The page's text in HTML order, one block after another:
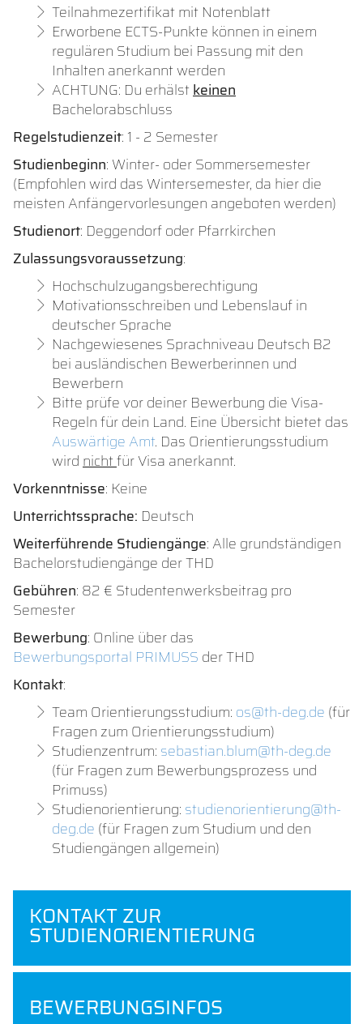
Teilnahmezertifikat mit Notenblatt
Erworbene ECTS-Punkte können in einem
regulären Studium bei Passung mit den
Inhalten anerkannt werden
ACHTUNG: Du erhälstkeinen
Bachelorabschluss
Regelstudienzeit: 1 - 2 Semester
Studienbeginn: Winter- oder Sommersemester
(Empfohlen wird das Wintersemester, da hier die
meisten Anfängervorlesungen angeboten werden)
Studienort: Deggendorf oder Pfarrkirchen
Zulassungsvoraussetzung:
Hochschulzugangsberechtigung
Motivationsschreiben und Lebenslauf in
deutscher Sprache
Nachgewiesenes Sprachniveau Deutsch B2
bei ausländischen Bewerberinnen und
Bewerbern
Bitte prüfe vor deiner Bewerbung die Visa-
Regeln für dein Land. Eine Übersicht bietet das
Auswärtige Amt. Das Orientierungsstudium
wirdnichtfür Visa anerkannt.
Vorkenntnisse: Keine
Unterrichtssprache: Deutsch
Weiterführende Studiengänge: Alle grundständigen
Bachelorstudiengänge der THD
Gebühren: 82 € Studentenwerksbeitrag pro
Semester
Bewerbung: Online über das
Bewerbungsportal PRIMUSS der THD
Kontakt:
Team Orientierungsstudium: os@th-deg.de (für
Fragen zum Orientierungsstudium)
Studienzentrum: sebastian.blum@th-deg.de
(für Fragen zum Bewerbungsprozess und
Primuss)
Studienorientierung: studienorientierung@th-
deg.de (für Fragen zum Studium und den
Studiengängen allgemein)
KONTAKT ZUR
STUDIENORIENTIERUNG
BEWERBUNGSINFOS